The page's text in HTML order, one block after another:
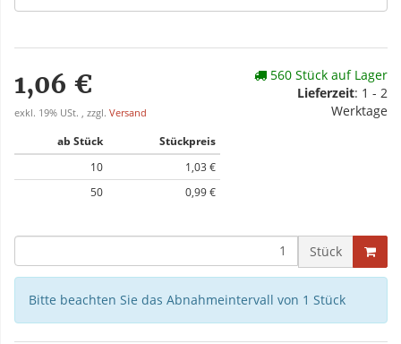
1,06 €
exkl. 19% USt. , zzgl. Versand
ab Stück
Stückpreis
10
1,03 €
50
0,99 €
560 Stück auf Lager
Lieferzeit: 1 - 2
Werktage
Stück
Bitte beachten Sie das Abnahmeintervall von 1 Stück